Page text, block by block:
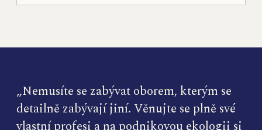
„Nemusíte se zabývat oborem, kterým se
detailně zabývají jiní. Věnujte se plně své